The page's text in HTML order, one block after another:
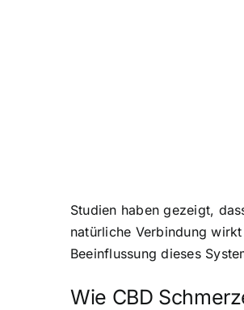
Studien haben gezeigt,
natürliche Verbindung
Beeinflussung dieses
Wie CBD